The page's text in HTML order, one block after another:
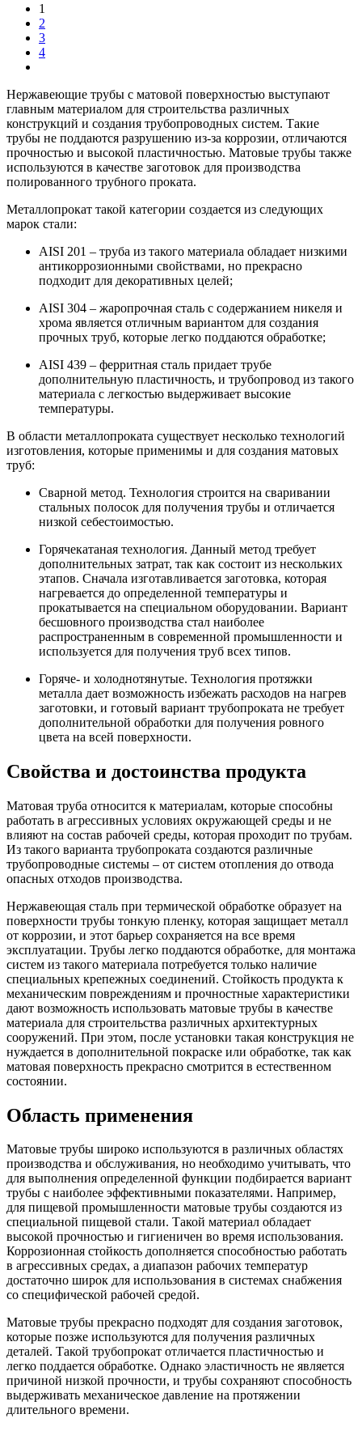
1
2
3
4
Нержавеющие трубы с матовой поверхностью выступают
главным материалом для строительства различных
конструкций и создания трубопроводных систем. Такие
трубы не поддаются разрушению из-за коррозии, отличаются
прочностью и высокой пластичностью. Матовые трубы также
используются в качестве заготовок для производства
полированного трубного проката.
Металлопрокат такой категории создается из следующих
марок стали:
AISI 201 – труба из такого материала обладает низкими
антикоррозионными свойствами, но прекрасно
подходит для декоративных целей;
AISI 304 – жаропрочная сталь с содержанием никеля и
хрома является отличным вариантом для создания
прочных труб, которые легко поддаются обработке;
AISI 439 – ферритная сталь придает трубе
дополнительную пластичность, и трубопровод из такого
материала с легкостью выдерживает высокие
температуры.
В области металлопроката существует несколько технологий
изготовления, которые применимы и для создания матовых
труб:
Сварной метод. Технология строится на сваривании
стальных полосок для получения трубы и отличается
низкой себестоимостью.
Горячекатаная технология. Данный метод требует
дополнительных затрат, так как состоит из нескольких
этапов. Сначала изготавливается заготовка, которая
нагревается до определенной температуры и
прокатывается на специальном оборудовании. Вариант
бесшовного производства стал наиболее
распространенным в современной промышленности и
используется для получения труб всех типов.
Горяче- и холоднотянутые. Технология протяжки
металла дает возможность избежать расходов на нагрев
заготовки, и готовый вариант трубопроката не требует
дополнительной обработки для получения ровного
цвета на всей поверхности.
Свойства и достоинства продукта
Матовая труба относится к материалам, которые способны
работать в агрессивных условиях окружающей среды и не
влияют на состав рабочей среды, которая проходит по трубам.
Из такого варианта трубопроката создаются различные
трубопроводные системы – от систем отопления до отвода
опасных отходов производства.
Нержавеющая сталь при термической обработке образует на
поверхности трубы тонкую пленку, которая защищает металл
от коррозии, и этот барьер сохраняется на все время
эксплуатации. Трубы легко поддаются обработке, для монтажа
систем из такого материала потребуется только наличие
специальных крепежных соединений. Стойкость продукта к
механическим повреждениям и прочностные характеристики
дают возможность использовать матовые трубы в качестве
материала для строительства различных архитектурных
сооружений. При этом, после установки такая конструкция не
нуждается в дополнительной покраске или обработке, так как
матовая поверхность прекрасно смотрится в естественном
состоянии.
Область применения
Матовые трубы широко используются в различных областях
производства и обслуживания, но необходимо учитывать, что
для выполнения определенной функции подбирается вариант
трубы с наиболее эффективными показателями. Например,
для пищевой промышленности матовые трубы создаются из
специальной пищевой стали. Такой материал обладает
высокой прочностью и гигиеничен во время использования.
Коррозионная стойкость дополняется способностью работать
в агрессивных средах, а диапазон рабочих температур
достаточно широк для использования в системах снабжения
со специфической рабочей средой.
Матовые трубы прекрасно подходят для создания заготовок,
которые позже используются для получения различных
деталей. Такой трубопрокат отличается пластичностью и
легко поддается обработке. Однако эластичность не является
причиной низкой прочности, и трубы сохраняют способность
выдерживать механическое давление на протяжении
длительного времени.